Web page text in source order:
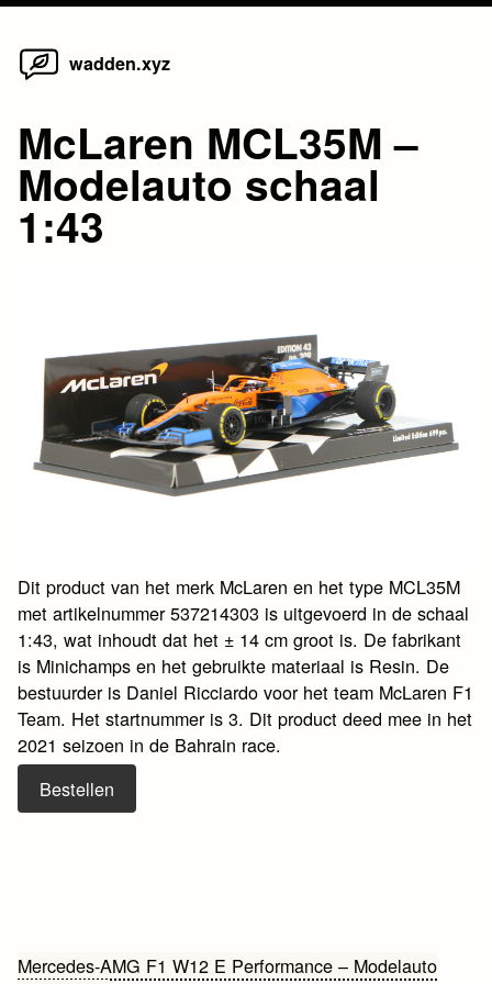
Skip
wadden.xyz
McLaren MCL35M –
Modelauto schaal
1:43
Dit product van het merk McLaren en het type MCL35M
met artikelnummer 537214303 is uitgevoerd in de schaal
1:43, wat inhoudt dat het ± 14 cm groot is. De fabrikant
is Minichamps en het gebruikte materiaal is Resin. De
bestuurder is Daniel Ricciardo voor het team McLaren F1
Team. Het startnummer is 3. Dit product deed mee in het
2021 seizoen in de Bahrain race.
Bestellen
Bericht
Mercedes-AMG F1 W12 E Performance – Modelauto